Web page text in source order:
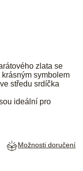
zlata se
symbolem
středu srdíčka
ideální pro
Možnosti doručení